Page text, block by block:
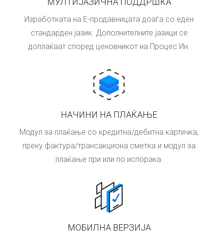
Изработката на Е-продавницата доаѓа со еден
стандарден јазик. Дополнителните јазици се
доплаќаат според ценовникот на Процес Ин.
НАЧИНИ НА ПЛАЌАЊЕ
Модул за плаќање со кредитна/дебитна картичка,
преку фактура/трансакциона сметка и модул за
плаќање при или по испорака.
МОБИЛНА ВЕРЗИЈА